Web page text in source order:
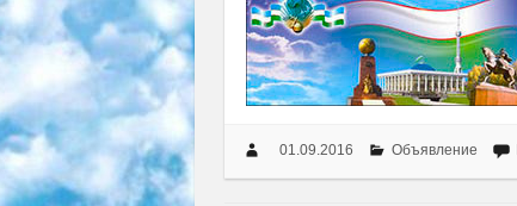
01.09.2016 Объявление